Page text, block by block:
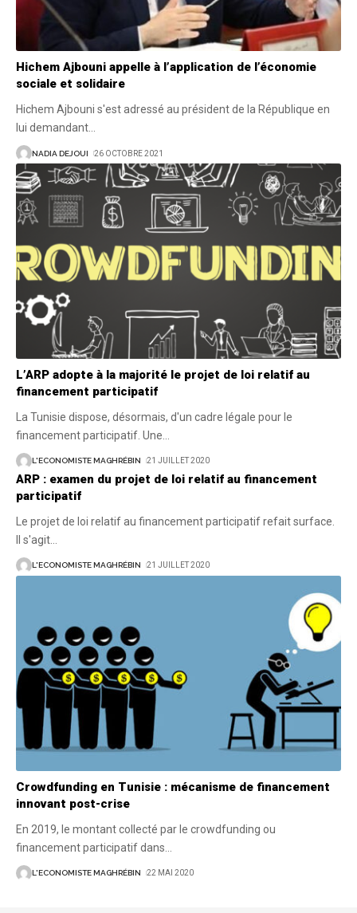
Hichem Ajbouni appelle à l’application de l’économie
sociale et solidaire
Hichem Ajbouni s'est adressé au président de la République en
lui demandant
NADIA DEJOUI 26 OCTOBRE 2021
L’ARP adopte à la majorité le projet de loi relatif au
financement participatif
La Tunisie dispose, désormais, d'un cadre légale pour le
financement participatif. Une
L'ECONOMISTE MAGHRÉBIN 21 JUILLET 2020
ARP : examen du projet de loi relatif au financement
participatif
Le projet de loi relatif au financement participatif refait surface.
Il s'agit
L'ECONOMISTE MAGHRÉBIN 21 JUILLET 2020
Crowdfunding en Tunisie : mécanisme de financement
innovant post-crise
En 2019, le montant collecté par le crowdfunding ou
financement participatif dans
L'ECONOMISTE MAGHRÉBIN 22 MAI 2020